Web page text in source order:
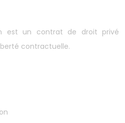
est un contrat de droit privé
contractuelle.